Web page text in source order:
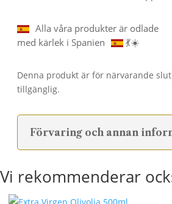
Alla våra produkter är odlade
med kärlek i Spanien
💃☀️
Denna produkt är för närvarande
tillgänglig.
Förvaring och annan
Vi rekommenderar